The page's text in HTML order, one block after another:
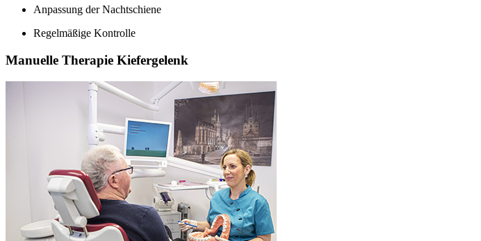
Anpassung der Nachtschiene
Regelmäßige Kontrolle
Manuelle Therapie Kiefergelenk